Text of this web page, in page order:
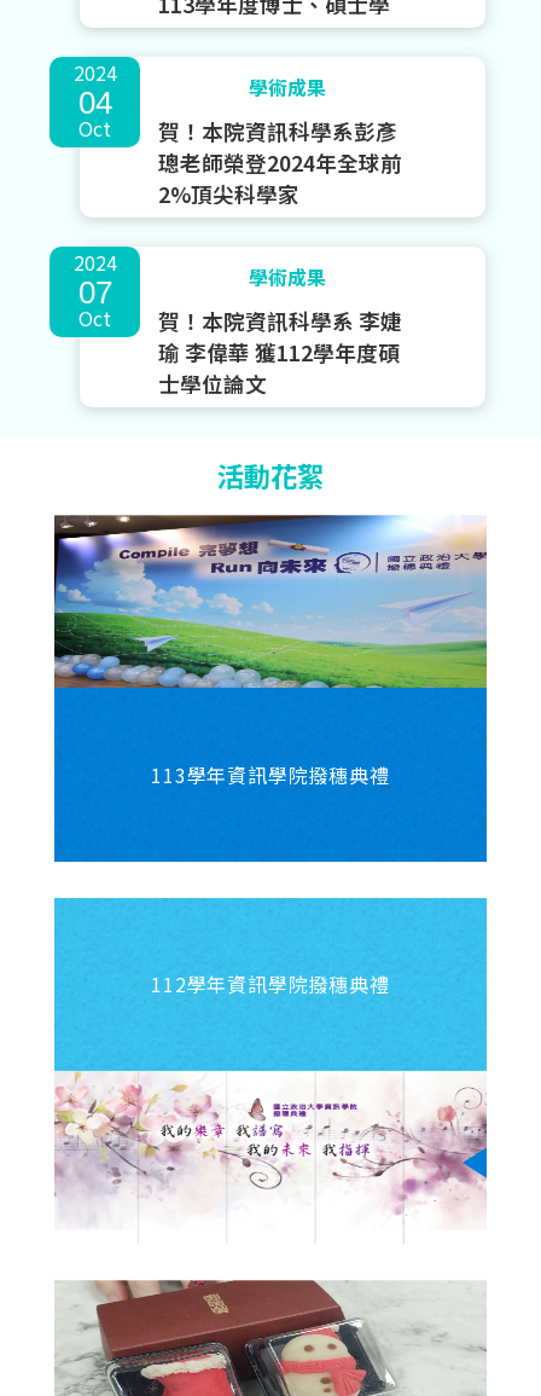
位論文獎！
2024
04
Oct
學術成果
賀！本院資訊科學系彭彥
璁老師榮登2024年全球前
2%頂尖科學家
2024
07
Oct
學術成果
賀！本院資訊科學系 李婕
瑜 李偉華 獲112學年度碩
士學位論文
活動花絮
113學年資訊學院撥穗典禮
112學年資訊學院撥穗典禮